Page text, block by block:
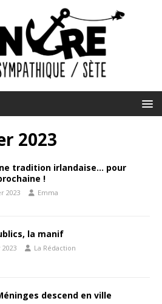
2023
tradition irlandaise… pour
!
2023 Emma
la manif
La Rédaction
descend en ville